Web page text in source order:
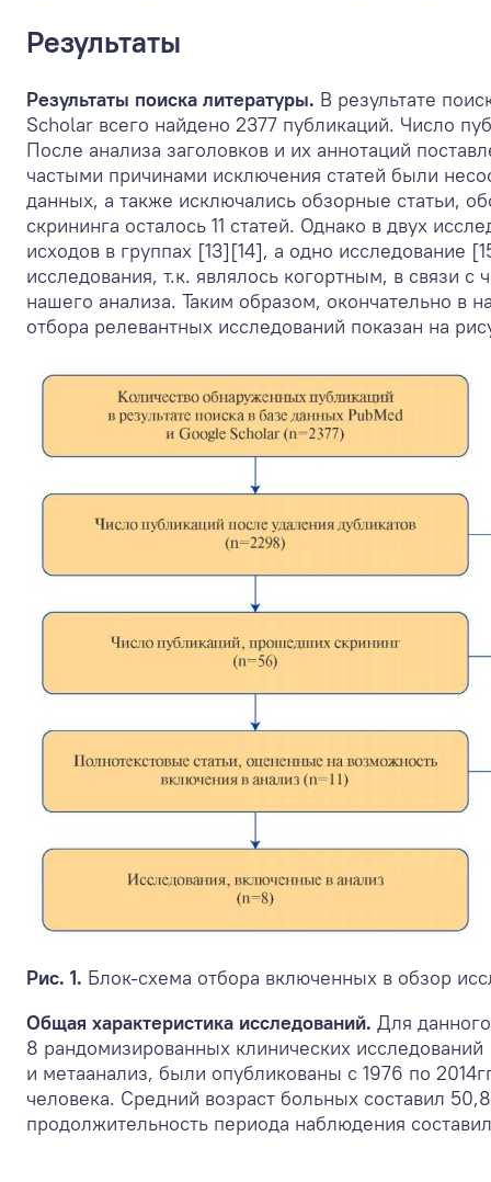
Результаты
Результаты поиска литературы. В результате
Scholar всего найдено 2377 публикаций. Число
После анализа заголовков и их аннотаций
частыми причинами исключения статей были
данных, а также исключались обзорные статьи,
скрининга осталось 11 статей. Однако в двух
исходов в группах [13][14], а одно исследование
исследования, т.к. являлось когортным, в связи
нашего анализа. Таким образом, окончательно в
отбора релевантных исследований показан на
Рис. 1. Блок-схема отбора включенных в обзор
Общая характеристика исследований. Для
8 рандомизированных клинических
и метаанализ, были опубликованы с 1976 по
человека. Средний возраст больных составил
продолжительность периода наблюдения